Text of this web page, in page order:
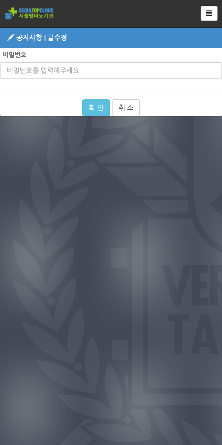
공지사항 | 글수정
비밀번호
확 인 취 소